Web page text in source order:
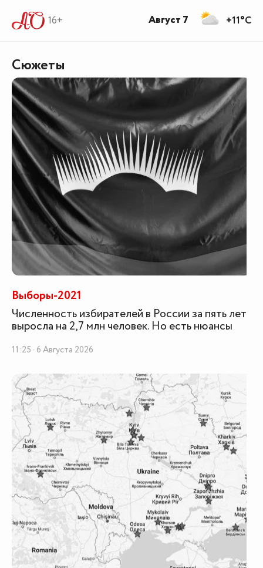
16+
Сюжеты
Выборы-2021
Численность избирателей в России за пять лет
выросла на 2,7 млн человек. Но есть нюансы
11:25 · 6 Августа 2026
+11°C
Август 7